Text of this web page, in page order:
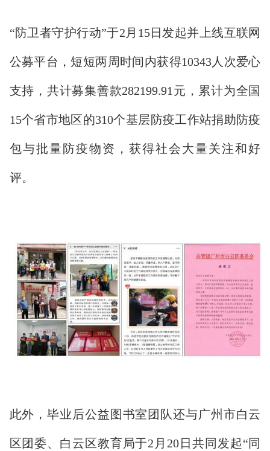
“防卫者守护行动”于2月15日发起并上线互联网
公募平台，短短两周时间内获得10343人次爱心
支持，共计募集善款282199.91元，累计为全国
15个省市地区的310个基层防疫工作站捐助防疫
包与批量防疫物资，获得社会大量关注和好
评。
此外，毕业后公益图书室团队还与广州市白云
区团委、白云区教育局于2月20日共同发起“同